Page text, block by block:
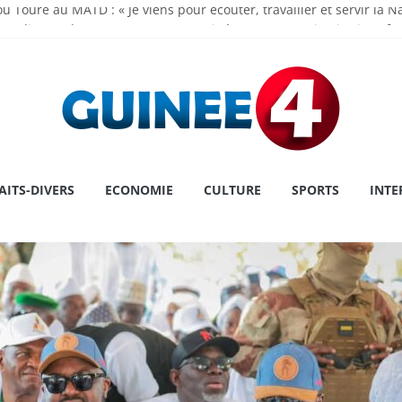
Touré au MATD : « Je viens pour écouter, travailler et servir la
: une première historique, l’institution décroche la
le cap sur la Grèce pour un congé
DIVERS ECONOMIE CULTURE SPORTS